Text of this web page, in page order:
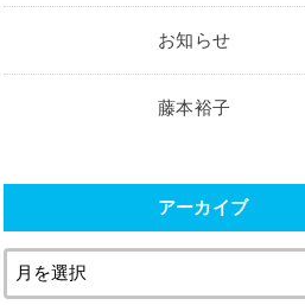
お知らせ
藤本裕子
アーカイブ